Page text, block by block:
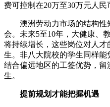
费可控制在20万至30万元人民
澳洲劳动力市场的结构性
会。未来5至10年，大健康、
将持续增长，这些岗位对人
生。非八大院校的学生同样
结合偏远地区的工签优势，
生。
提前规划才能把握机遇